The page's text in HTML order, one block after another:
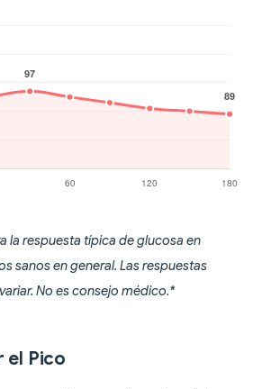
la respuesta típica de glucosa en
sanos en general. Las respuestas
No es consejo médico.*
el Pico